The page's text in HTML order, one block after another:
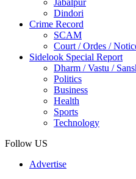
Jabalpur
Dindori
Crime Record
SCAM
Court / Ordes /
Sidelook Special Report
Dharm / Vastu /
Politics
Business
Health
Sports
Technology
Follow US
Advertise